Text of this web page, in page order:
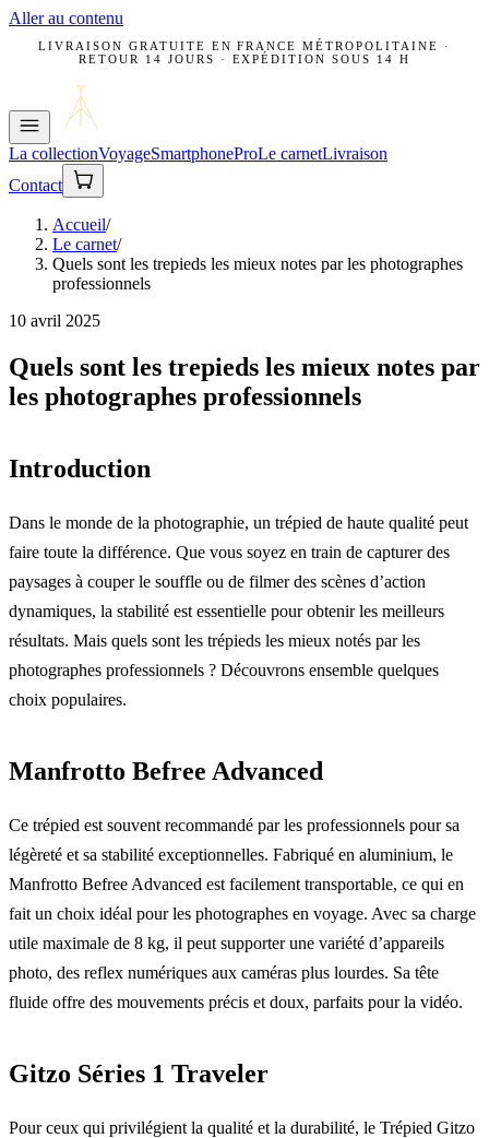
Aller au contenu
LIVRAISON GRATUITE EN FRANCE MÉTROPOLITAINE ·
RETOUR 14 JOURS · EXPÉDITION SOUS 14 H
La collectionVoyageSmartphoneProLe carnetLivraison
Contact
Accueil/
Le carnet/
Quels sont les trepieds les mieux notes par les photographes
professionnels
10 avril 2025
Quels sont les trepieds les mieux notes par
les photographes professionnels
Introduction
Dans le monde de la photographie, un trépied de haute qualité peut
faire toute la différence. Que vous soyez en train de capturer des
paysages à couper le souffle ou de filmer des scènes d’action
dynamiques, la stabilité est essentielle pour obtenir les meilleurs
résultats. Mais quels sont les trépieds les mieux notés par les
photographes professionnels ? Découvrons ensemble quelques
choix populaires.
Manfrotto Befree Advanced
Ce trépied est souvent recommandé par les professionnels pour sa
légèreté et sa stabilité exceptionnelles. Fabriqué en aluminium, le
Manfrotto Befree Advanced est facilement transportable, ce qui en
fait un choix idéal pour les photographes en voyage. Avec sa charge
utile maximale de 8 kg, il peut supporter une variété d’appareils
photo, des reflex numériques aux caméras plus lourdes. Sa tête
fluide offre des mouvements précis et doux, parfaits pour la vidéo.
Gitzo Séries 1 Traveler
Pour ceux qui privilégient la qualité et la durabilité, le Trépied Gitzo